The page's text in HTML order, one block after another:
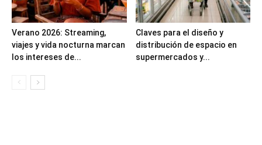
Verano 2026: Streaming,
viajes y vida nocturna marcan
los intereses de...
Claves para el diseño y
distribución de espacio en
supermercados y...